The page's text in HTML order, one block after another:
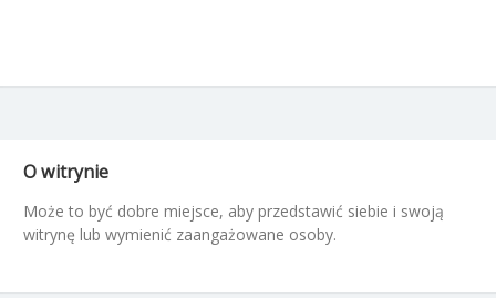
O witrynie
Może to być dobre miejsce, aby przedstawić siebie i swoją
witrynę lub wymienić zaangażowane osoby.